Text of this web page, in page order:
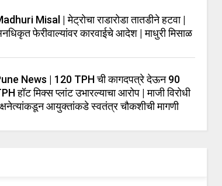
Misal | मेट्रोचा राडारोडा तातडीने हटवा |
फेरीवाल्यांवर कारवाईचे आदेश | माधुरी मिसाळ
News | 120 TPH ची कागदपत्रे देऊन 90
हॉट मिक्स प्लांट उभारल्याचा आरोप | माजी विरोधी
आयुक्तांकडे स्वतंत्र चौकशीची मागणी